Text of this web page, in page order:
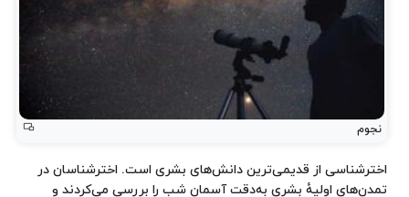
نجوم
اخترشناسی از قدیمی‌ترین دانش‌های بشری است. اخترشناسان در
تمدن‌های اولیهٔ بشری به‌دقت آسمان شب را بررسی می‌کردند و